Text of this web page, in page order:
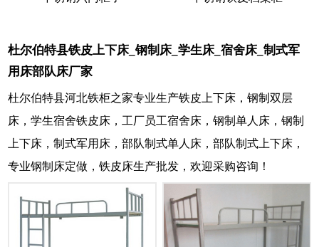
杜尔伯特县铁皮上下床_钢制床_学生床_宿舍床_制式军
用床部队床厂家
杜尔伯特县河北铁柜之家专业生产铁皮上下床，钢制双层
床，学生宿舍铁皮床，工厂员工宿舍床，钢制单人床，钢制
上下床，制式军用床，部队制式单人床，部队制式上下床，
专业钢制床定做，铁皮床生产批发，欢迎采购咨询！